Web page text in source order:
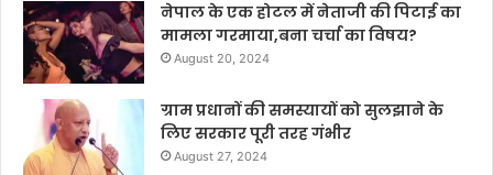
नेपाल के एक होटल में नेताजी की पिटाई का
मामला गरमाया,बना चर्चा का विषय?
August 20, 2024
ग्राम प्रधानों की समस्यायों को सुलझाने के
लिए सरकार पूरी तरह गंभीर
August 27, 2024